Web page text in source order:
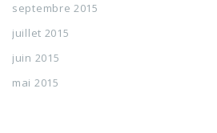
septembre 2015
juillet 2015
juin 2015
mai 2015